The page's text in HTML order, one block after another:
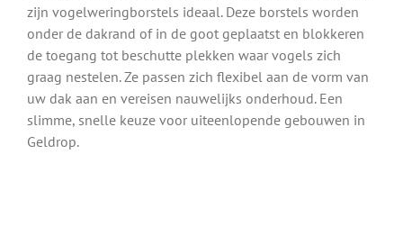
zijn vogelweringborstels ideaal. Deze borstels worden
onder de dakrand of in de goot geplaatst en blokkeren
de toegang tot beschutte plekken waar vogels zich
graag nestelen. Ze passen zich flexibel aan de vorm van
uw dak aan en vereisen nauwelijks onderhoud. Een
slimme, snelle keuze voor uiteenlopende gebouwen in
Geldrop.